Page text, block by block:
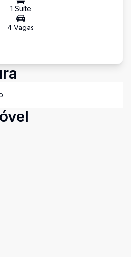
1 Suíte
4 Vagas